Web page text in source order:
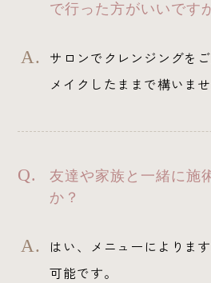
で行った方がいいです
サロンでクレンジングを
メイクしたままで構いませ
友達や家族と一緒に施
か？
はい、メニューによりま
可能です。